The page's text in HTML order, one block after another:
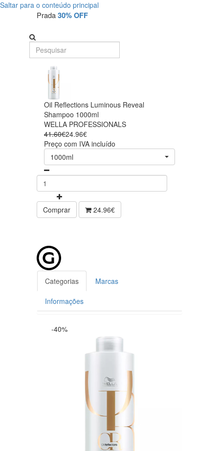
Saltar para o conteúdo principal
Prada30% OFF
Oil Reflections Luminous Reveal
Shampoo 1000ml
WELLA PROFESSIONALS
41.60€24.96€
Preço com IVA incluído
1000ml
Comprar 24.96€
Categorias Marcas
Informações
-40%